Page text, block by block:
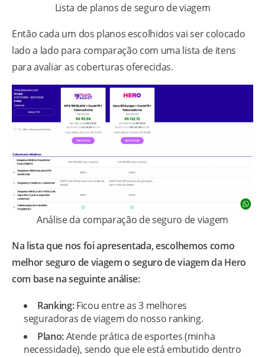
Lista de planos de seguro de viagem
Então cada um dos planos escolhidos vai ser colocado
lado a lado para comparação com uma lista de itens
para avaliar as coberturas oferecidas.
Análise da comparação de seguro de viagem
Na lista que nos foi apresentada, escolhemos como
melhor seguro de viagem o seguro de viagem da Hero
com base na seguinte análise:
Ranking:Ficou entre as 3 melhores
seguradoras de viagem do nosso ranking.
Plano:Atende prática de esportes (minha
necessidade), sendo que ele está embutido dentro